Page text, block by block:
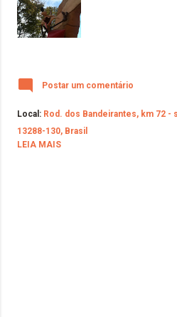
Postar um comentário
Local: Rod. dos Bandeirantes, km 72 -
13288-130, Brasil
LEIA MAIS